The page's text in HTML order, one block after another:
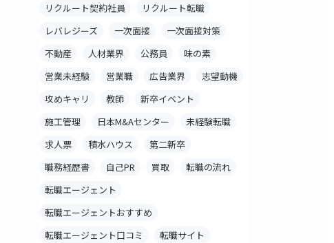
リクルート契約社員
リクルート転職
レバレジーズ
一次面接
一次面接対策
不動産
人材業界 公務員
味の素
営業未経験
営業職 広告業界
志望動機
攻めキャリ
教師
新卒イベント
施工管理
日本M&Aセンター
未経験転職
求人票
積水ハウス
第二新卒
職務経歴書
自己PR 買取
転職の流れ
転職エージェント
転職エージェントおすすめ
転職エージェント口コミ
転職サイト